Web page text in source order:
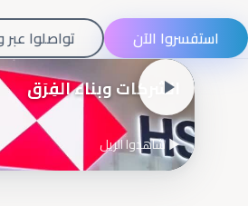
استفسروا الآن
تواصلوا
الشركات وبناء الفِرَق
▶ شاهدوا الريل